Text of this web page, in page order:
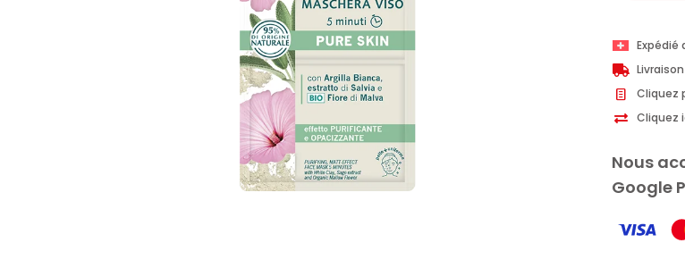
Expédié
Cliquez
Cliquez
Nous
Google